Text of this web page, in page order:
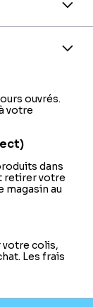
ouvrés.
votre
dans
retirer votre
au
votre colis,
Les frais